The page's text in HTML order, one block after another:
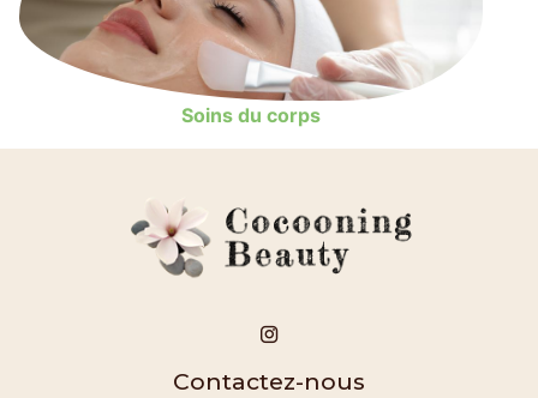
Soins du corps
Contactez-nous